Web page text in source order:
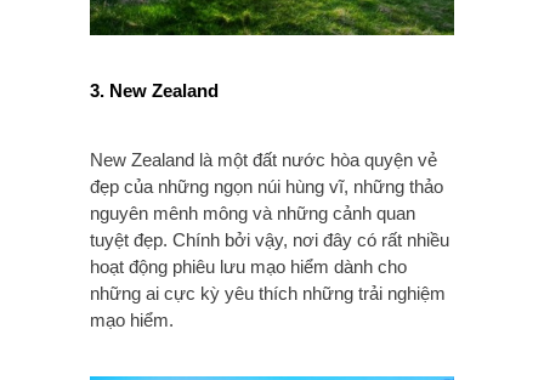
3. New Zealand
New Zealand là một đất nước hòa quyện vẻ
đẹp của những ngọn núi hùng vĩ, những thảo
nguyên mênh mông và những cảnh quan
tuyệt đẹp. Chính bởi vậy, nơi đây có rất nhiều
hoạt động phiêu lưu mạo hiểm dành cho
những ai cực kỳ yêu thích những trải nghiệm
mạo hiểm.